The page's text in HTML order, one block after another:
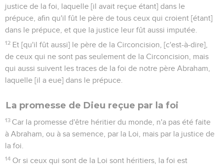
justice de la foi, laquelle [il avait reçue étant] dans le
prépuce, afin qu'il fût le père de tous ceux qui croient [étant]
dans le prépuce, et que la justice leur fût aussi imputée.
12 Et [qu'il fût aussi] le père de la Circoncision, [c'est-à-dire],
de ceux qui ne sont pas seulement de la Circoncision, mais
qui aussi suivent les traces de la foi de notre père Abraham,
laquelle [il a eue] dans le prépuce.
La promesse de Dieu reçue par la foi
13 Car la promesse d'être héritier du monde, n'a pas été faite
à Abraham, ou à sa semence, par la Loi, mais par la justice de
la foi.
14 Or si ceux qui sont de la Loi sont héritiers, la foi est